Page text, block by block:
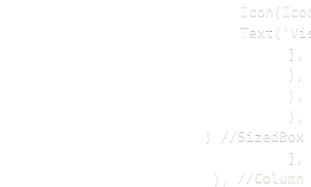
                          ],
                        ),
                      ),
                    ),
                  ) //SizedBox
                ],
              ), //Column